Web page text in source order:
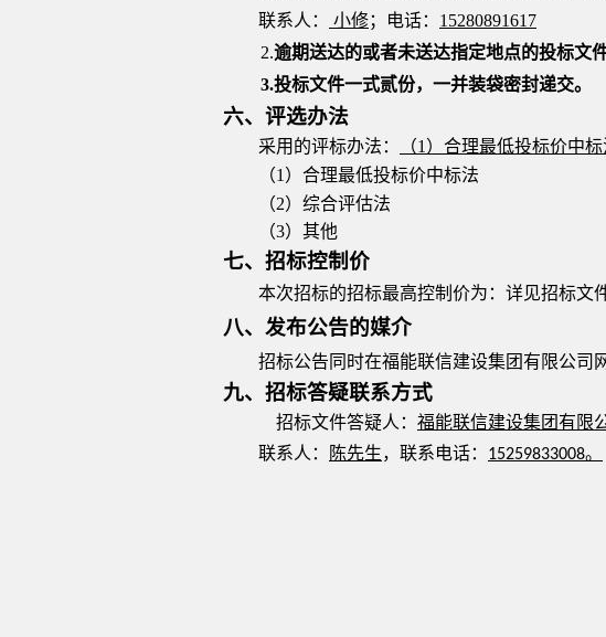
联系人：
小修；电话： 15280891617
2.逾期送达的或者未送达指定地点的投标文
3.投标文件一式贰份，一并装袋密封递交。
六、评选办法
采用的评标办法： （1）合理最低投标价中标
（1）合理最低投标价中标法
（2）综合评估法
（3）其他
七、 招标控制价
本次招标的招标最高控制价为： 详见招标文
八、发布公告的媒介
招标公告同时在福能联信建设集团有限公司
九、招标答疑联系方式
招标文件答疑人： 福能联信建设集团有限
联系人：
陈先生，联系电话： 15259833008。